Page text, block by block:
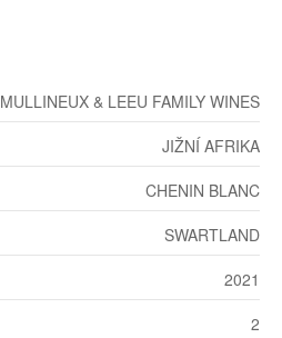
MULLINEUX & LEEU FAMILY WINES
JIŽNÍ AFRIKA
CHENIN BLANC
SWARTLAND
2021
2